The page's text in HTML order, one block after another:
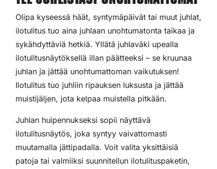
Olipa kyseessä häät, syntymäpäivät tai muut juhlat,
ilotulitus tuo aina juhlaan unohtumatonta taikaa ja
sykähdyttäviä hetkiä. Yllätä juhlaväki upealla
ilotulitusnäytöksellä illan päätteeksi – se kruunaa
juhlan ja jättää unohtumattoman vaikutuksen!
Ilotulitus tuo juhliin ripauksen luksusta ja jättää
muistijäljen, jota kelpaa muistella pitkään.
Juhlan huipennukseksi sopii näyttävä
ilotulitusnäytös, joka syntyy vaivattomasti
muutamalla jättipadalla. Voit valita yksittäisiä
patoja tai valmiiksi suunnitellun ilotulituspaketin,